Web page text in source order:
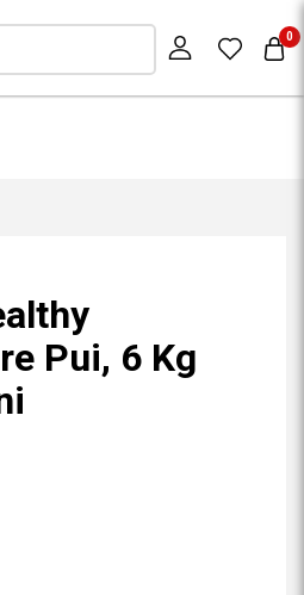
0
Pui, 6 Kg